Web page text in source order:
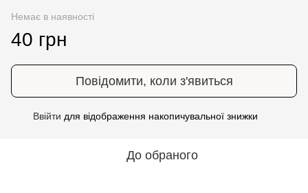
Немає в наявності
40 грн
Повідомити, коли з'явиться
Ввійти для відображення накопичувальної знижки
До обраного